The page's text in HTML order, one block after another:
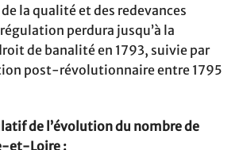
la qualité et des redevances
perdura jusqu’à la
de banalité en 1793, suivie par
post-révolutionnaire entre 1795
de l’évolution du nombre de
et-Loire :